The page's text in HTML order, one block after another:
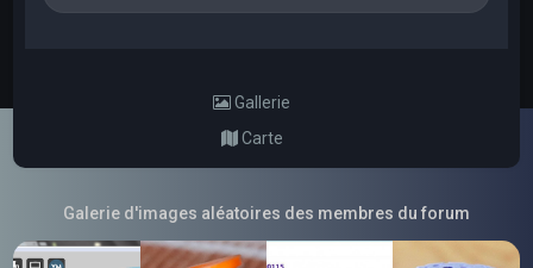
Gallerie
Carte
Galerie d'images aléatoires des membres du forum